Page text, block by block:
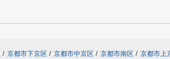
/ 京都市下京区 / 京都市中京区 / 京都市南区 / 京都市上